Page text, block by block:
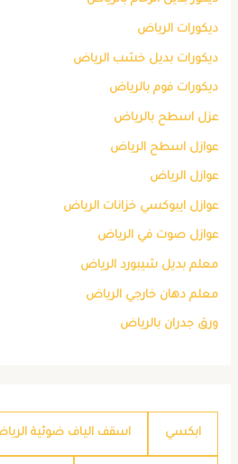
ديكورات الرياض
ديكورات بديل خشب الرياض
ديكورات فوم بالرياض
عزل اسطح بالرياض
عوازل اسطح الرياض
عوازل الرياض
عوازل ايبوكسي خزانات الرياض
عوازل صوت في الرياض
معلم بديل شيبورد الرياض
معلم دهان خارجي الرياض
ورق جدران بالرياض
ابكسي اسقف الياف ضوئية الرياض